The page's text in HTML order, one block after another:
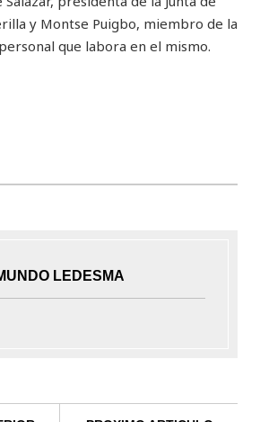
y Montse Puigbo, miembro de la
que labora en el mismo.
LEDESMA